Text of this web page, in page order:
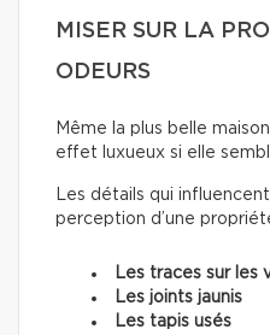
MISER SUR LA
ODEURS
Même la plus belle
effet luxueux si elle
Les détails qui
perception d’une
Les traces sur les
Les joints jaunis
Les tapis usés